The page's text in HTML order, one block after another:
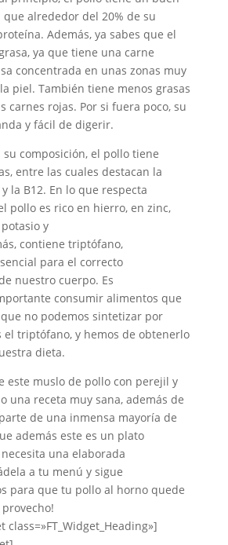
que alrededor del 20% de su
Además, ya sabes que el
ya que tiene una carne
concentrada en unas zonas muy
piel. También tiene menos grasas
carnes rojas. Por si fuera poco, su
y fácil de digerir.
su composición, el pollo tiene
entre las cuales destacan la
y la B12. En lo que respecta
pollo es rico en hierro, en zinc,
y
contiene triptófano,
para el correcto
nuestro cuerpo. Es
consumir alimentos que
no podemos sintetizar por
el triptófano, y hemos de obtenerlo
dieta.
este muslo de pollo con perejil y
una receta muy sana, además de
de una inmensa mayoría de
además este es un plato
una elaborada
a tu menú y sigue
para que tu pollo al horno quede